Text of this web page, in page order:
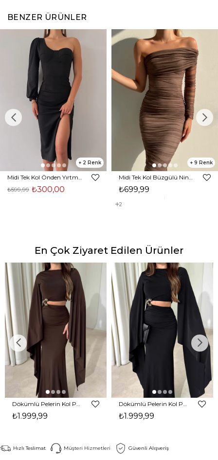
BENZER ÜRÜNLER
2
₺300,00
₺599,99
9
₺699,99
2
En Çok Ziyaret Edilen Ürünler
₺1.999,99 ₺1.999,99
Hızlı Teslimat Müşteri Hizmetleri Güvenli Alışveriş